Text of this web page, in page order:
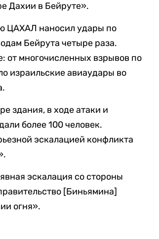
Дахии в Бейруте».
ЦАХАЛ наносил удары по
Бейрута четыре раза.
от многочисленных взрывов по
израильские авиаудары во
здания, в ходе атаки и
более 100 человек.
эскалацией конфликта
эскалация со стороны
[Биньямина]
огня».